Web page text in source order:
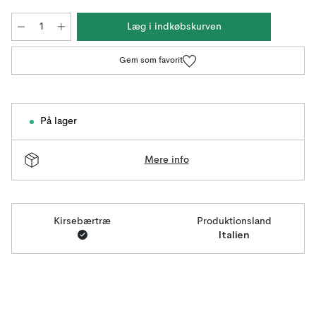
Læg i indkøbskurven
Gem som favorit
På lager
Mere info
Kirsebærtræ Produktionsland
Italien